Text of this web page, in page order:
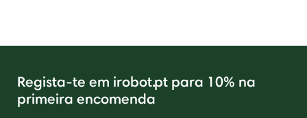
Regista-te em irobot.pt para 10% na
primeira encomenda